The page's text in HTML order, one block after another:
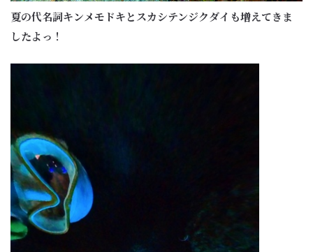
夏の代名詞キンメモドキとスカシテンジクダイも増えてきま
したよっ！